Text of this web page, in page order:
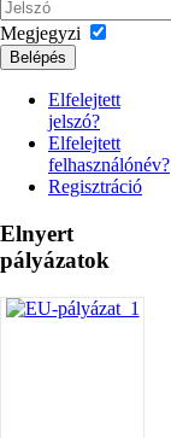
Megjegyzi
Belépés
Elfelejtett
jelszó?
Elfelejtett
felhasználónév?
Regisztráció
Elnyert
pályázatok